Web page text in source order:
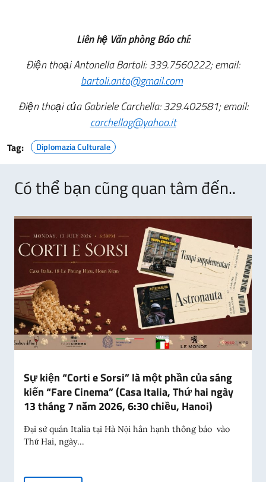
Liên hệ Văn phòng Báo chí:
Điện thoại Antonella Bartoli: 339.7560222; email:
bartoli.anto@gmail.com
Điện thoại của Gabriele Carchella: 329.402581; email:
carchellag@yahoo.it
Tag: Diplomazia Culturale
Có thể bạn cũng quan tâm đến..
Sự kiện “Corti e Sorsi” là một phần của sáng
kiến “Fare Cinema” (Casa Italia, Thứ hai ngày
13 tháng 7 năm 2026, 6:30 chiều, Hanoi)
Đại sứ quán Italia tại Hà Nội hân hạnh thông báo vào
Thứ Hai, ngày...